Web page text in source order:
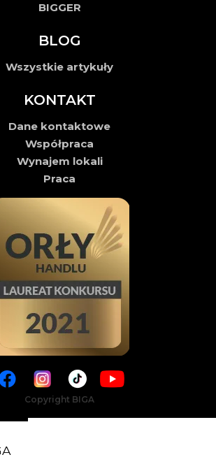
BIGGER
BLOG
Wszystkie artykuły
KONTAKT
Dane kontaktowe
Współpraca
Wynajem lokali
Praca
Copyright BIGA